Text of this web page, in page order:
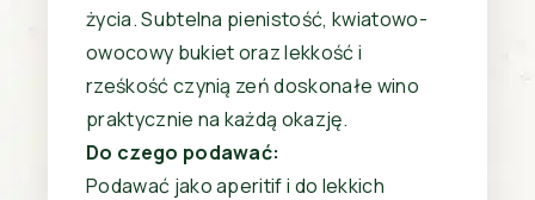
życia. Subtelna pienistość, kwiatowo-
owocowy bukiet oraz lekkość i
rześkość czynią zeń doskonałe wino
praktycznie na każdą okazję.
Do czego podawać:
Podawać jako aperitif i do lekkich